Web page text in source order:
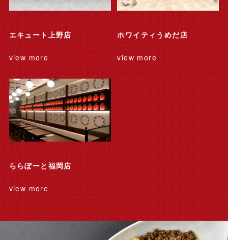
エキュート上野店
view more
ホワイティうめだ店
view more
ららぽーと福岡店
view more